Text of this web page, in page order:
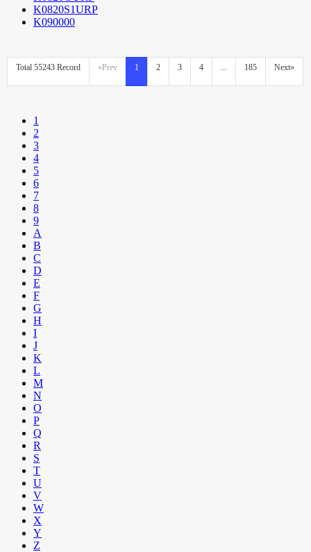
K0820S1URP
K090000
Total 55243 Record «Prev 1 2 3 4 ... 185 Next»
1
2
3
4
5
6
7
8
9
A
B
C
D
E
F
G
H
I
J
K
L
M
N
O
P
Q
R
S
T
U
V
W
X
Y
Z